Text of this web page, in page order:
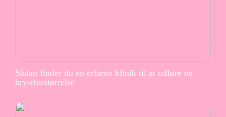
Sådan finder du en erfaren klinik til at udføre en
brystforstørrelse